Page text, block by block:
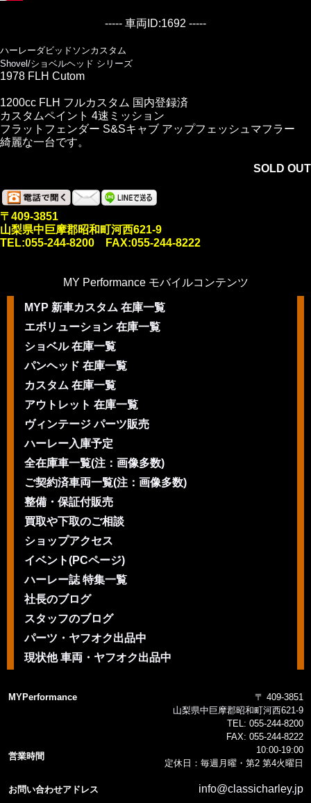
----- 車両ID:1692 -----
ハーレーダビッドソンカスタム
Shovel/ショベルヘッド シリーズ
1978 FLH Cutom
1200cc FLH フルカスタム 国内登録済
カスタムペイント 4速ミッション
フラットフェンダー S&Sキャブ アップフェッシュマフラー
綺麗な一台です。
SOLD OUT
〒409-3851
山梨県中巨摩郡昭和町河西621-9
TEL:055-244-8200 FAX:055-244-8222
MY Performance モバイルコンテンツ
MYP 新車カスタム 在庫一覧
エボリューション 在庫一覧
ショベル 在庫一覧
パンヘッド 在庫一覧
カスタム 在庫一覧
アウトレット 在庫一覧
ヴィンテージ パーツ販売
ハーレー入庫予定
全在庫車一覧(注：画像多数)
ご契約済車両一覧(注：画像多数)
整備・保証付販売
買取や下取のご相談
ショップアクセス
イベント(PCページ)
ハーレー誌 特集一覧
社長のブログ
スタッフのブログ
パーツ・ヤフオク出品中
現状他 車両・ヤフオク出品中
MYPerformance
〒 409-3851
山梨県中巨摩郡昭和町河西621-9
TEL: 055-244-8200
FAX: 055-244-8222
営業時間
10:00-19:00
定休日：毎週月曜・第2 第4火曜日
お問い合わせアドレス info@classicharley.jp